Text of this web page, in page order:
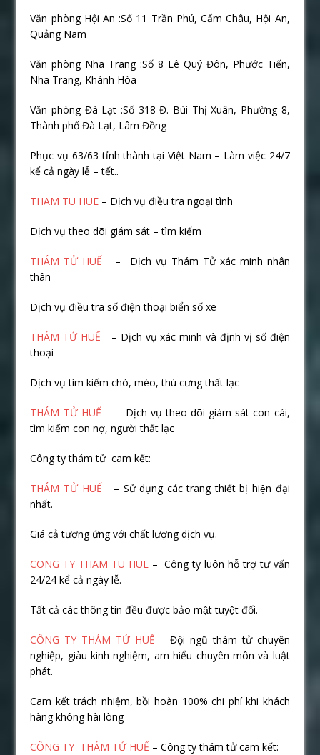
Văn phòng Hội An :Số 11 Trần Phú, Cẩm Châu, Hội An,
Quảng Nam
Văn phòng Nha Trang :Số 8 Lê Quý Đôn, Phước Tiến,
Nha Trang, Khánh Hòa
Văn phòng Đà Lạt :Số 318 Đ. Bùi Thị Xuân, Phường 8,
Thành phố Đà Lạt, Lâm Đồng
Phục vụ 63/63 tỉnh thành tại Việt Nam – Làm việc 24/7
kể cả ngày lễ – tết..
THAM TU HUE – Dịch vụ điều tra ngoại tình
Dịch vụ theo dõi giám sát – tìm kiếm
THÁM TỬ HUẾ – Dịch vụ Thám Tử xác minh nhân
thân
Dịch vụ điều tra số điện thoại biển số xe
THÁM TỬ HUẾ – Dịch vụ xác minh và định vị số điện
thoại
Dịch vụ tìm kiếm chó, mèo, thú cưng thất lạc
THÁM TỬ HUẾ – Dịch vụ theo dõi giàm sát con cái,
tìm kiếm con nợ, người thất lạc
Công ty thám tử cam kết:
THÁM TỬ HUẾ – Sử dụng các trang thiết bị hiện đại
nhất.
Giá cả tương ứng với chất lượng dịch vụ.
CONG TY THAM TU HUE– Công ty luôn hỗ trợ tư vấn
24/24 kể cả ngày lễ.
Tất cả các thông tin đều được bảo mật tuyệt đối.
CÔNG TY THÁM TỬ HUẾ – Đội ngũ thám tử chuyên
nghiệp, giàu kinh nghiệm, am hiểu chuyên môn và luật
phát.
Cam kết trách nhiệm, bồi hoàn 100% chi phí khi khách
hàng không hài lòng
CÔNG TY THÁM TỬ HUẾ – Công ty thám tử cam kết: